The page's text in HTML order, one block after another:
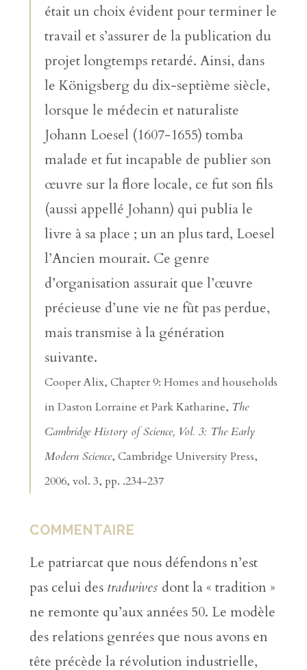
était un choix évident pour terminer le
travail et s’assurer de la publication du
projet longtemps retardé. Ainsi, dans
le Königsberg du dix-septième siècle,
lorsque le médecin et naturaliste
Johann Loesel (1607-1655) tomba
malade et fut incapable de publier son
œuvre sur la flore locale, ce fut son fils
(aussi appellé Johann) qui publia le
livre à sa place ; un an plus tard, Loesel
l’Ancien mourait. Ce genre
d’organisation assurait que l’œuvre
précieuse d’une vie ne fût pas perdue,
mais transmise à la génération
suivante.
Cooper Alix, Chapter 9: Homes and households
in Daston Lorraine et Park Katharine, The
Cambridge History of Science, Vol. 3: The Early
Modern Science, Cambridge University Press,
2006, vol. 3, pp. .234-237
COMMENTAIRE
Le patriarcat que nous défendons n’est
pas celui des tradwives dont la « tradition »
ne remonte qu’aux années 50. Le modèle
des relations genrées que nous avons en
tête précède la révolution industrielle,